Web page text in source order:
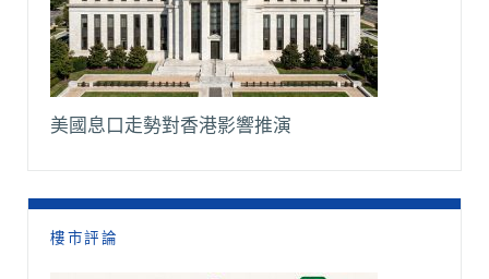
美國息口走勢對香港影響推演
樓市評論